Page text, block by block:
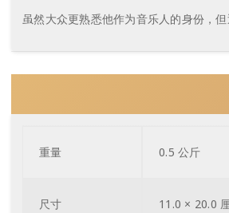
虽然大众更熟悉他作为音乐人的身份，
重量 0.5 公斤
尺寸 11.0 × 20.0